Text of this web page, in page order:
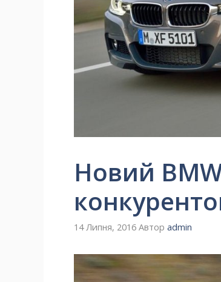
Новий
14 Липня, 2016 Автор admin